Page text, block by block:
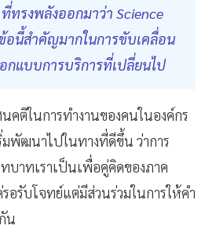
ที่ทรงพลังออกมาว่า Science
อนี้สำคัญมากในการขับเคลื่อน
กแบบการบริการที่เปลี่ยนไป
คติในการทำงานของคนในองค์กร
พัฒนาไปในทางที่ดีขึ้น ว่าการ
ทบาทเราเป็นเพื่อคู่คิดของภาค
อรับโจทย์แต่มีส่วนร่วมในการให้คำ
น